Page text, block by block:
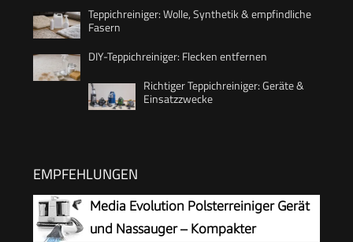
Teppichreiniger: Wolle, Synthetik & empfindliche
Fasern
DIY-Teppichreiniger: Flecken entfernen
Richtiger Teppichreiniger: Geräte &
Einsatzzwecke
EMPFEHLUNGEN
Media Evolution Polsterreiniger Gerät
und Nassauger – Kompakter